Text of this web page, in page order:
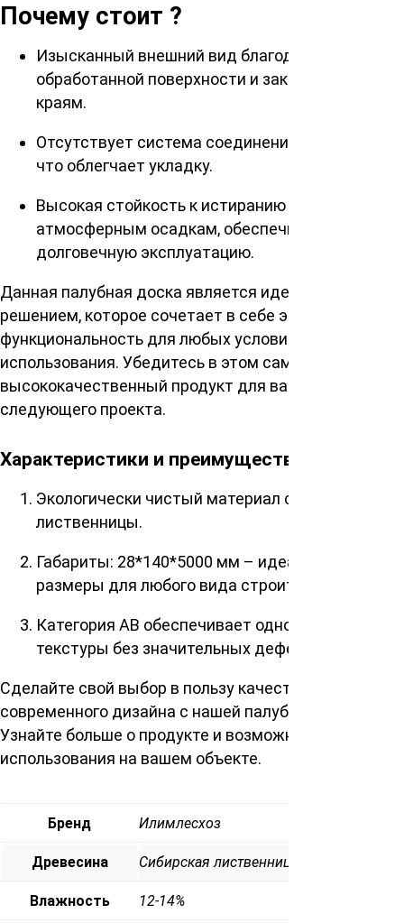
Почему стоит ?
Изысканный внешний вид благодаря гладкой
обработанной поверхности и закругленным
краям.
Отсутствует система соединения «шип-паз»,
что облегчает укладку.
Высокая стойкость к истиранию и
атмосферным осадкам, обеспечивающая
долговечную эксплуатацию.
Данная палубная доска является идеальным
решением, которое сочетает в себе эстетику и
функциональность для любых условий
использования. Убедитесь в этом сами, выбрав наш
высококачественный продукт для вашего
следующего проекта.
Характеристики и преимущества
Экологически чистый материал сибирской
лиственницы.
Габариты: 28*140*5000 мм – идеальные
размеры для любого вида строительных работ.
Категория АВ обеспечивает однородность
текстуры без значительных дефектов.
Сделайте свой выбор в пользу качества и
современного дизайна с нашей палубной доской.
Узнайте больше о продукте и возможностях его
использования на вашем объекте.
Бренд Илимлесхоз
Древесина Сибирская лиственница
Влажность 12-14%